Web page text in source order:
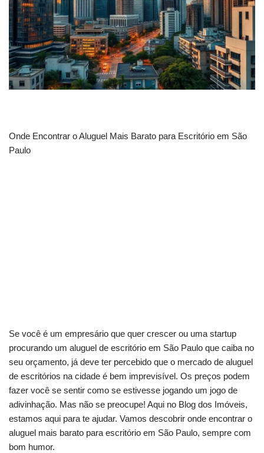
Onde Encontrar o Aluguel Mais Barato para Escritório em São
Paulo
Se você é um empresário que quer crescer ou uma startup
procurando um aluguel de escritório em São Paulo que caiba no
seu orçamento, já deve ter percebido que o mercado de aluguel
de escritórios na cidade é bem imprevisível. Os preços podem
fazer você se sentir como se estivesse jogando um jogo de
adivinhação. Mas não se preocupe! Aqui no Blog dos Imóveis,
estamos aqui para te ajudar. Vamos descobrir onde encontrar o
aluguel mais barato para escritório em São Paulo, sempre com
bom humor.